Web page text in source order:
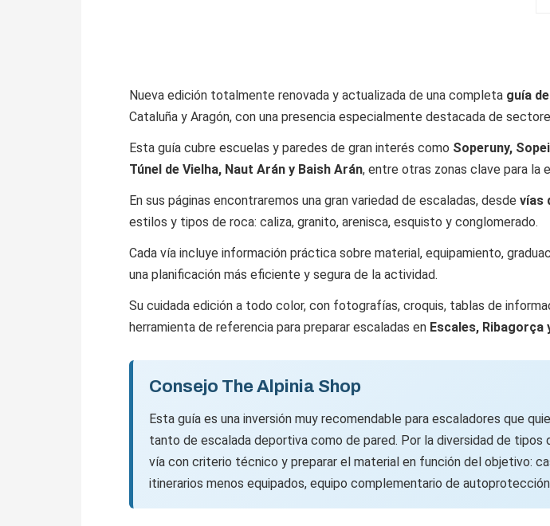
Nueva edición totalmente renovada y actualizada de una completa guía
Cataluña y Aragón, con una presencia especialmente destacada de
Esta guía cubre escuelas y paredes de gran interés como Soperuny,
Túnel de Vielha, Naut Arán y Baish Arán, entre otras zonas clave para la
En sus páginas encontraremos una gran variedad de escaladas, desde vías
estilos y tipos de roca: caliza, granito, arenisca, esquisto y conglomerado.
Cada vía incluye información práctica sobre material, equipamiento,
una planificación más eficiente y segura de la actividad.
Su cuidada edición a todo color, con fotografías, croquis, tablas de
herramienta de referencia para preparar escaladas en Escales, Ribagorça
Consejo The Alpinia Shop
Esta guía es una inversión muy recomendable para escaladores que
tanto de escalada deportiva como de pared. Por la diversidad de
vía con criterio técnico y preparar el material en función del objetivo:
itinerarios menos equipados, equipo complementario de